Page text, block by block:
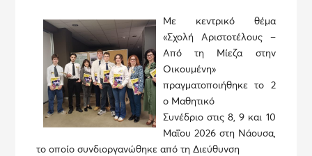
Με κεντρικό θέμα
«Σχολή Αριστοτέλους –
Από τη Μίεζα στην
Οικουμένη»
πραγματοποιήθηκε το 2
ο Μαθητικό
Συνέδριο στις 8, 9 και 10
Μαΐου 2026 στη Νάουσα,
το οποίο συνδιοργανώθηκε από τη Διεύθυνση